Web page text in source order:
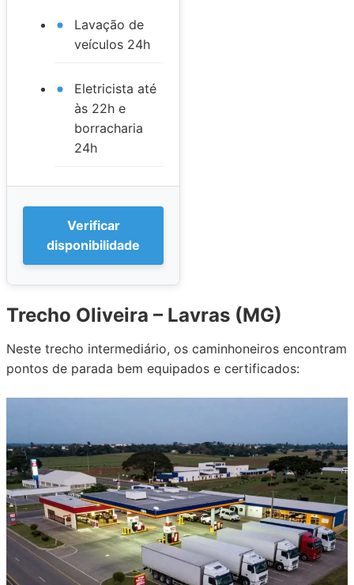
Lavação de
veículos 24h
Eletricista até
às 22h e
borracharia
24h
Verificar
disponibilidade
Trecho Oliveira – Lavras (MG)
Neste trecho intermediário, os caminhoneiros encontram
pontos de parada bem equipados e certificados: